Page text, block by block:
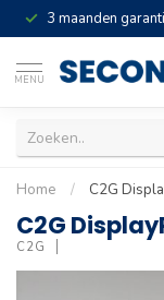
3 maanden
MENU
Home / C2G
C2G
C2G